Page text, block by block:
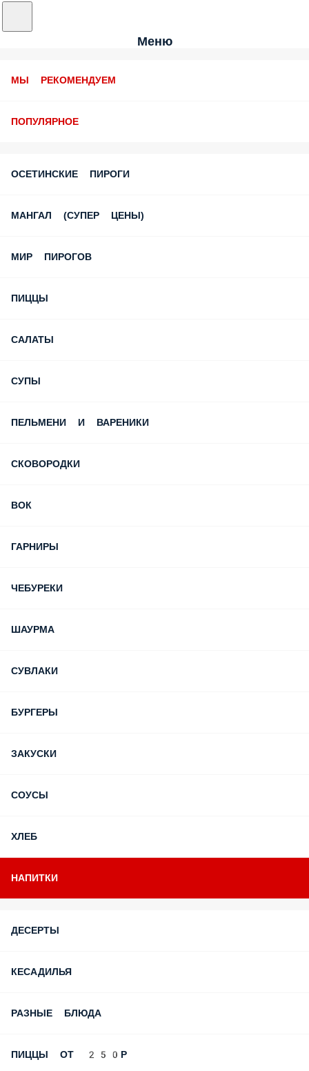
Меню
МЫ РЕКОМЕНДУЕМ
ПОПУЛЯРНОЕ
ОСЕТИНСКИЕ ПИРОГИ
МАНГАЛ (СУПЕР ЦЕНЫ)
МИР ПИРОГОВ
ПИЦЦЫ
САЛАТЫ
СУПЫ
ПЕЛЬМЕНИ И ВАРЕНИКИ
СКОВОРОДКИ
ВОК
ГАРНИРЫ
ЧЕБУРЕКИ
ШАУРМА
СУВЛАКИ
БУРГЕРЫ
ЗАКУСКИ
СОУСЫ
ХЛЕБ
НАПИТКИ
ДЕСЕРТЫ
КЕСАДИЛЬЯ
РАЗНЫЕ БЛЮДА
ПИЦЦЫ ОТ 250Р